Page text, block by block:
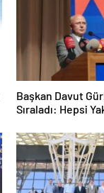
Başkan Davut
Sıraladı: Hepsi